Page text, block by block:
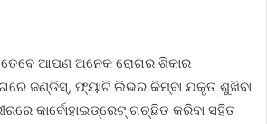
ଆପଣ ଅନେକ ରୋଗର ଶିକାର
ଜଣ୍ଡିସ୍, ଫ୍ୟାଟି ଲିଭର କିମ୍ବା ଯକୃତ ଶୁଖିବା
କାର୍ବୋହାଇଡ୍ରେଟ୍ ଗଚ୍ଛିତ କରିବା ସହିତ